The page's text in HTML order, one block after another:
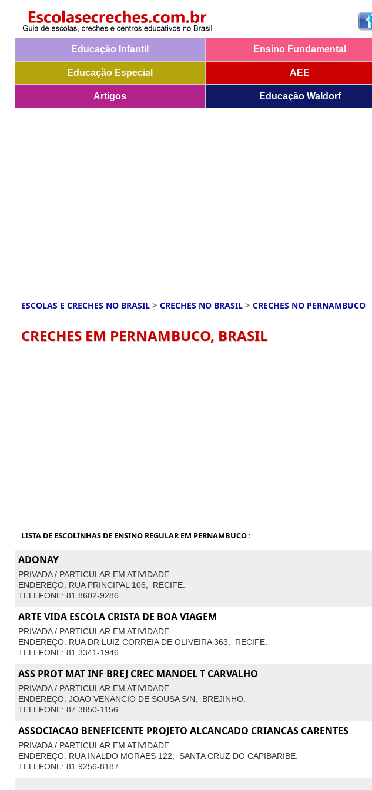
Educação Infantil Ensino Fundamental
Educação Especial AEE
Artigos Educação Waldorf
ESCOLAS E CRECHES NO BRASIL > CRECHES NO BRASIL > CRECHES NO PERNAMBUCO
CRECHES EM PERNAMBUCO, BRASIL
LISTA DE ESCOLINHAS DE ENSINO REGULAR EM PERNAMBUCO :
ADONAY
PRIVADA / PARTICULAR EM ATIVIDADE
ENDEREÇO: RUA PRINCIPAL 106, RECIFE.
TELEFONE: 81 8602-9286
ARTE VIDA ESCOLA CRISTA DE BOA VIAGEM
PRIVADA / PARTICULAR EM ATIVIDADE
ENDEREÇO: RUA DR LUIZ CORREIA DE OLIVEIRA 363, RECIFE.
TELEFONE: 81 3341-1946
ASS PROT MAT INF BREJ CREC MANOEL T CARVALHO
PRIVADA / PARTICULAR EM ATIVIDADE
ENDEREÇO: JOAO VENANCIO DE SOUSA S/N, BREJINHO.
TELEFONE: 87 3850-1156
ASSOCIACAO BENEFICENTE PROJETO ALCANCADO CRIANCAS CARENTES
PRIVADA / PARTICULAR EM ATIVIDADE
ENDEREÇO: RUA INALDO MORAES 122, SANTA CRUZ DO CAPIBARIBE.
TELEFONE: 81 9256-8187